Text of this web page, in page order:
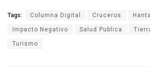
Tags: Columna Digital Cruceros
Impacto Negativo Salud Publica
Turismo